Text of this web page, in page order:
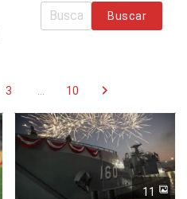
Buscar
3 10 chevron_right
11